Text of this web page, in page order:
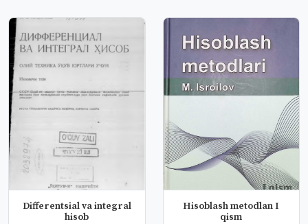
Differentsial va integral
hisob
Hisoblash metodlan I
qism